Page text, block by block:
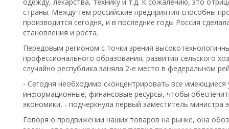
страны. Между тем российские предприятия способны
производится сегодня, и в последние годы Россия
становления и роста.
Передовым регионом с точки зрения
профессионального образования, развития сельского
случайно республика заняла 2-е место в федеральном
- Сегодня необходимо сконцентрировать все имеющиеся
информационные, финансовые ресурсы, чтобы
экономики, - подчеркнула первый заместитель министра
Говоря о продвижении наших товаров на рынке, она